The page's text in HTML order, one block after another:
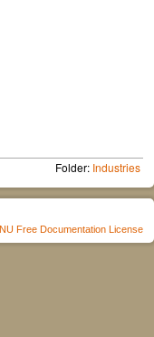
Folder: Industries
Free Documentation License